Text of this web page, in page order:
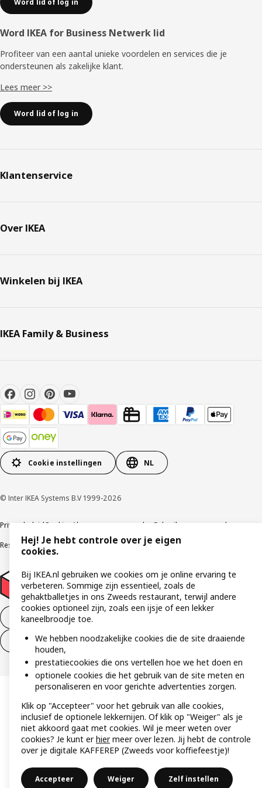
Word lid of log in
Word IKEA for Business Netwerk lid
Profiteer van een aantal unieke voordelen en services die je
ondersteunen als zakelijke klant.
Lees meer >>
Word lid of log in
Klantenservice
Over IKEA
Winkelen bij IKEA
IKEA Family & Business
Cookie instellingen NL
© Inter IKEA Systems B.V 1999-2026
PrivacybeleidCookies Algemene voorwaarden
Gebruikersvoorwaarden
Responsible Disclosure ProgramVerklaring digitale toegankelijkheid
Aankoop product ontbinden
Ontbinding van je aankoop (diensten)
Hej! Je hebt controle over je eigen
cookies.
Bij IKEA.nl gebruiken we cookies om je online ervaring te
verbeteren. Sommige zijn essentieel, zoals de
gehaktballetjes in ons Zweeds restaurant, terwijl andere
cookies optioneel zijn, zoals een ijsje of een lekker
kaneelbroodje toe.
We hebben noodzakelijke cookies die de site draaiende
houden,
prestatiecookies die ons vertellen hoe we het doen en
optionele cookies die het gebruik van de site meten en
personaliseren en voor gerichte advertenties zorgen.
Klik op "Accepteer" voor het gebruik van alle cookies,
inclusief de optionele lekkernijen. Of klik op "Weiger" als je
niet akkoord gaat met cookies. Wil je meer weten over
cookies? Je kunt erhiermeer over lezen. Jij hebt de controle
over je digitale KAFFEREP (Zweeds voor koffiefeestje)!
Accepteer Weiger Zelf instellen